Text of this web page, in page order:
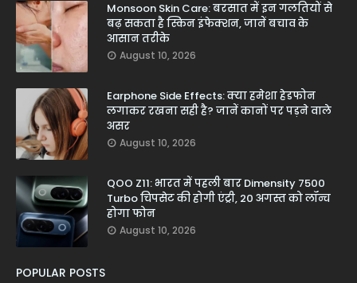
Monsoon Skin Care: बरसात में इन गलतियों से
बढ़ सकता है स्किन इंफेक्शन, जानें बचाव के
आसान तरीके
August 10, 2026
Earphone Side Effects: क्या हमेशा हेडफोन
लगाकर रखना सही है? जानें कानों पर पड़ने वाले
असर
August 10, 2026
QOO Z11: भारत में पहली बार Dimensity 7500
Turbo चिपसेट की होगी एंट्री, 20 अगस्त को लॉन्च
होगा फोन
August 10, 2026
POPULAR POSTS